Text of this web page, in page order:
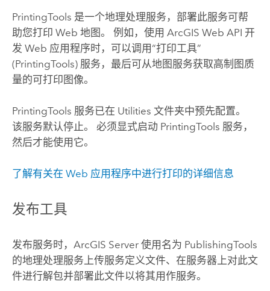
PrintingTools 是一个地理处理服务，部署此服务可帮
助您打印 Web 地图。 例如，使用 ArcGIS Web API 开
发 Web 应用程序时，可以调用“打印工具”
(PrintingTools) 服务，最后可从地图服务获取高制图质
量的可打印图像。
PrintingTools 服务已在 Utilities 文件夹中预先配置。
该服务默认停止。 必须显式启动 PrintingTools 服务，
然后才能使用它。
了解有关在 Web 应用程序中进行打印的详细信息
发布工具
发布服务时， ArcGIS Server使用名为 PublishingTools
的地理处理服务上传服务定义文件、在服务器上对此文
件进行解包并部署此文件以将其用作服务。